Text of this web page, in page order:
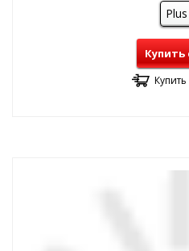
Plus
Купить
Купить